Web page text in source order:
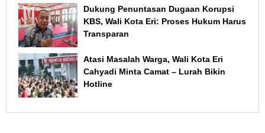
Dukung Penuntasan Dugaan Korupsi
KBS, Wali Kota Eri: Proses Hukum Harus
Transparan
Atasi Masalah Warga, Wali Kota Eri
Cahyadi Minta Camat – Lurah Bikin
Hotline